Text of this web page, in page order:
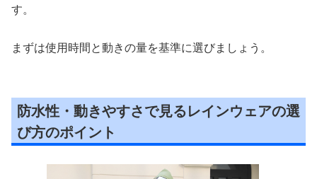
す。
まずは使用時間と動きの量を基準に選びましょう。
防水性・動きやすさで見るレインウェアの選
び方のポイント